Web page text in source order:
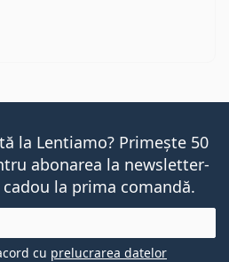
la Lentiamo? Primește 50
abonarea la newsletter-
la prima comandă.
cu prelucrarea datelor